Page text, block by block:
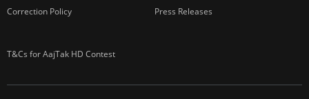
Correction Policy Press Releases
T&Cs for AajTak HD Contest